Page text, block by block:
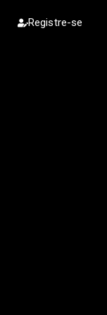
Registre-se